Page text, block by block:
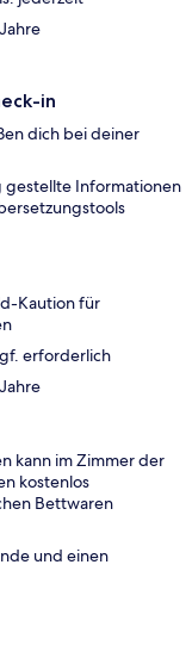
in
dich bei deiner
gestellte Informationen
Kaution für
erforderlich
kann im Zimmer der
kostenlos
Bettwaren
und einen